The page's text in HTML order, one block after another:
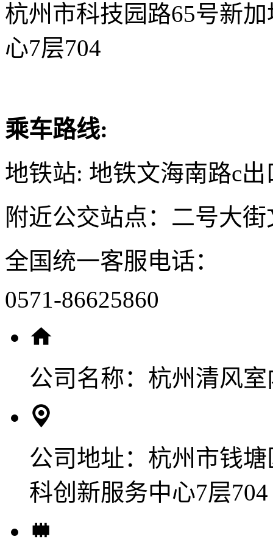
杭州市科技园路65号新
心7层704
乘车路线:
地铁站: 地铁文海南路c出
附近公交站点：二号大
全国统一客服电话：
0571-86625860
公司名称： 杭州清风
公司地址： 杭州市钱
科创新服务中心7层704